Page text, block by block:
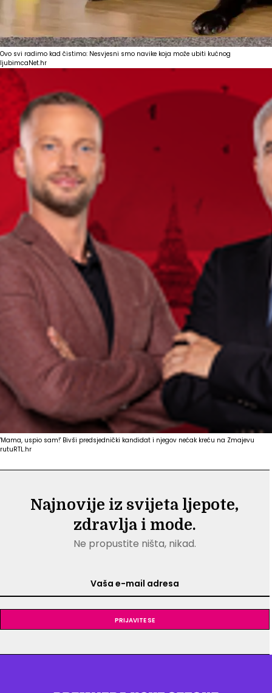
Ovo svi radimo kad čistimo: Nesvjesni smo navike koja može ubiti kućnog
ljubimcaNet.hr
'Mama, uspio sam!' Bivši predsjednički kandidat i njegov nećak kreću na Zmajevu
rutuRTL.hr
Najnovije iz svijeta ljepote,
zdravlja i mode.
Ne propustite ništa, nikad.
Prijavite se